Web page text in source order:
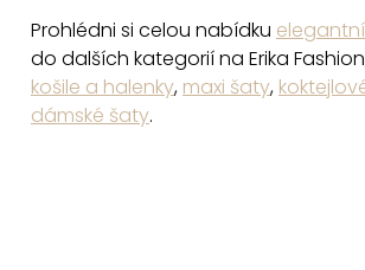
Prohlédni si celou nabídku
do dalších kategorií na Erika
košile a halenky, maxi šaty,
dámské šaty.